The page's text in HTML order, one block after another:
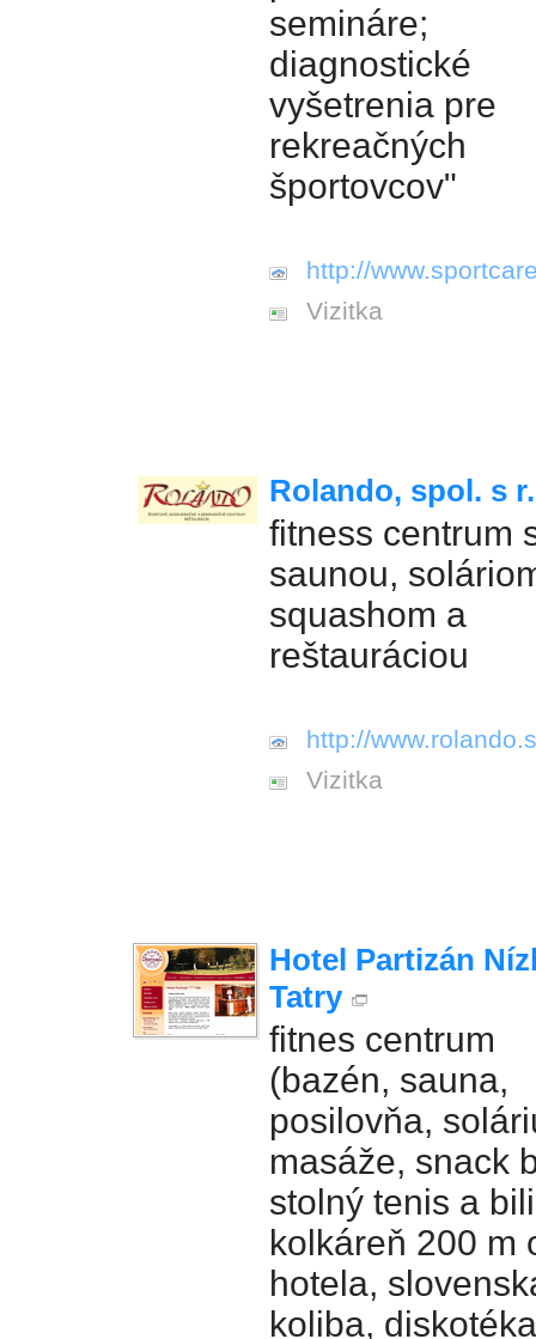
semináre;
diagnostické
vyšetrenia pre
rekreačných
športovcov"
http://
Vizitka
Rolando, spol. s
fitness centrum
saunou,
squashom a
reštauráciou
http://
Vizitka
Hotel Partizán
Tatry
fitnes centrum
(bazén, sauna,
posilovňa,
masáže, snack
stolný tenis a
kolkáreň 200 m
hotela,
koliba,